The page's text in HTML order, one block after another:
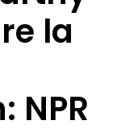
la
NPR